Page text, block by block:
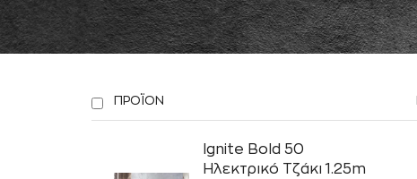
ΠΡΟΪΟΝ
Ignite Bold 50
Ηλεκτρικό Τζάκι 1.25m